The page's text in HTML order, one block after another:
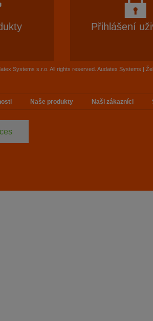
Přihlášení
Systems s.r.o. All rights reserved. Audatex Systems |
Naše produkty Naši zákazníci